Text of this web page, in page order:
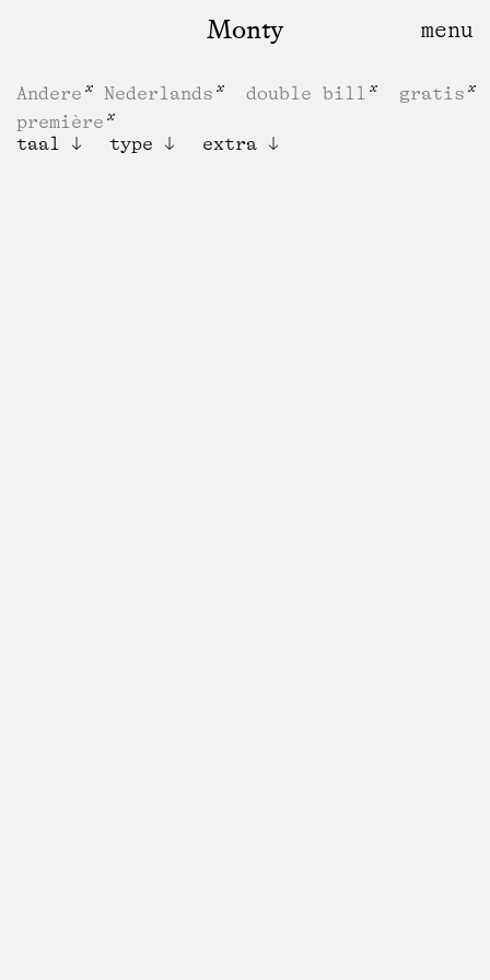
Monty
Andere Nederlands double bill
gratis
première
taal
type extra